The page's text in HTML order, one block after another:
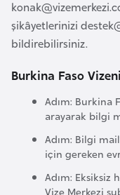
şikâyetlerinizi
bildirebilirsiniz.
Burkina Faso
Adım: Burkina
arayarak bilgi
Adım: Bilgi
için gereken
Adım: Eksiksiz
Vize Merkezi
ş
e